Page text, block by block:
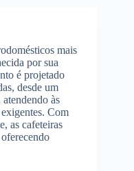
mais
por sua
é projetado
desde um
às
Com
as cafeteiras